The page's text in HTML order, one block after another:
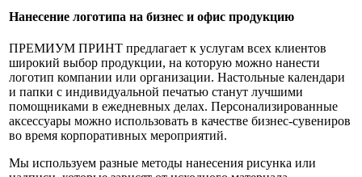
Нанесение логотипа на бизнес и офис продукцию
ПРЕМИУМ ПРИНТ предлагает к услугам всех клиентов
широкий выбор продукции, на которую можно нанести
логотип компании или организации. Настольные календари
и папки с индивидуальной печатью станут лучшими
помощниками в ежедневных делах. Персонализированные
аксессуары можно использовать в качестве бизнес-сувениров
во время корпоративных мероприятий.
Мы используем разные методы нанесения рисунка или